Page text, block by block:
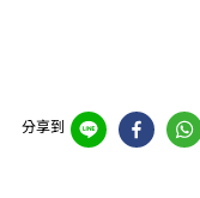
分享到